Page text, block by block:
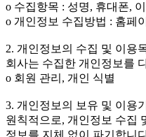
ο 수집항목 : 성명, 휴대폰,
ο 개인정보 수집방법 : 홈페
2. 개인정보의 수집 및 이용
회사는 수집한 개인정보를
ο 회원 관리, 개인 식별
3. 개인정보의 보유 및 이용
원칙적으로, 개인정보 수집